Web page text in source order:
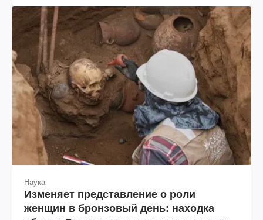
Наука
Изменяет представление о роли
женщин в бронзовый день: находка